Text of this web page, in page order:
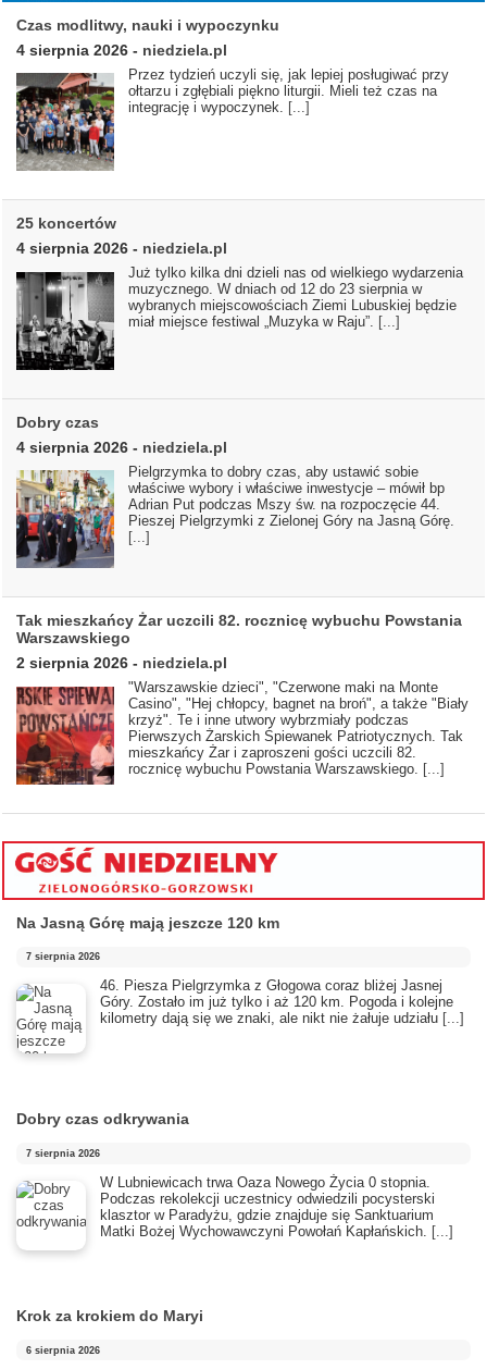
Czas modlitwy, nauki i wypoczynku
4 sierpnia 2026 - niedziela.pl
Przez tydzień uczyli się, jak lepiej posługiwać przy
ołtarzu i zgłębiali piękno liturgii. Mieli też czas na
integrację i wypoczynek. [...]
25 koncertów
4 sierpnia 2026 - niedziela.pl
Już tylko kilka dni dzieli nas od wielkiego wydarzenia
muzycznego. W dniach od 12 do 23 sierpnia w
wybranych miejscowościach Ziemi Lubuskiej będzie
miał miejsce festiwal „Muzyka w Raju”. [...]
Dobry czas
4 sierpnia 2026 - niedziela.pl
Pielgrzymka to dobry czas, aby ustawić sobie
właściwe wybory i właściwe inwestycje – mówił bp
Adrian Put podczas Mszy św. na rozpoczęcie 44.
Pieszej Pielgrzymki z Zielonej Góry na Jasną Górę.
[...]
Tak mieszkańcy Żar uczcili 82. rocznicę wybuchu Powstania
Warszawskiego
2 sierpnia 2026 - niedziela.pl
"Warszawskie dzieci", "Czerwone maki na Monte
Casino", "Hej chłopcy, bagnet na broń", a także "Biały
krzyż". Te i inne utwory wybrzmiały podczas
Pierwszych Żarskich Śpiewanek Patriotycznych. Tak
mieszkańcy Żar i zaproszeni gości uczcili 82.
rocznicę wybuchu Powstania Warszawskiego. [...]
Na Jasną Górę mają jeszcze 120 km
7 sierpnia 2026
46. Piesza Pielgrzymka z Głogowa coraz bliżej Jasnej
Góry. Zostało im już tylko i aż 120 km. Pogoda i kolejne
kilometry dają się we znaki, ale nikt nie żałuje udziału [...]
Dobry czas odkrywania
7 sierpnia 2026
​W Lubniewicach trwa Oaza Nowego Życia 0 stopnia.
Podczas rekolekcji uczestnicy odwiedzili pocysterski
klasztor w Paradyżu, gdzie znajduje się Sanktuarium
Matki Bożej Wychowawczyni Powołań Kapłańskich. [...]
Krok za krokiem do Maryi
6 sierpnia 2026